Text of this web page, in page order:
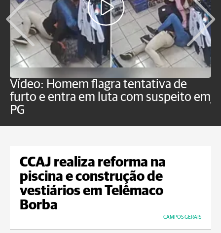
Vídeo: Homem flagra tentativa de
furto e entra em luta com suspeito em
PG
CCAJ realiza reforma na
piscina e construção de
vestiários em Telêmaco
Borba
CAMPOS GERAIS